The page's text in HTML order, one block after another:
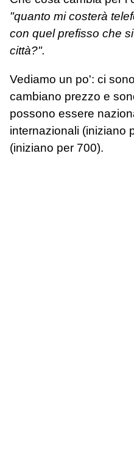
"quanto mi costerà
con quel prefisso che
città?".
Vediamo un po': ci
cambiano prezzo e
possono essere
internazionali (iniziano
(iniziano per 700).